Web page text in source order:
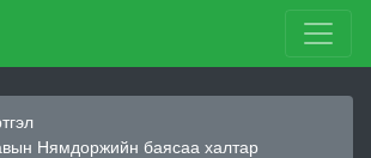
Нямдоржийн баясаа халтар